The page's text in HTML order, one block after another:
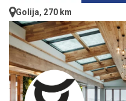
Golija, 270 km